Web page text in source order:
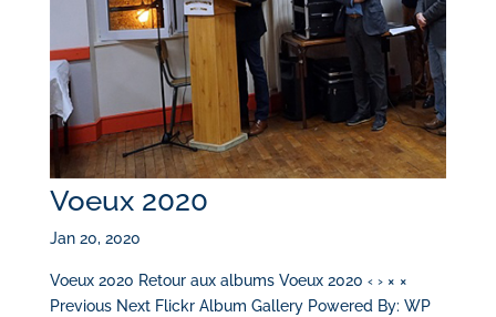
Voeux 2020
Jan 20, 2020
Voeux 2020 Retour aux albums Voeux 2020 ‹ › × ×
Previous Next Flickr Album Gallery Powered By: WP